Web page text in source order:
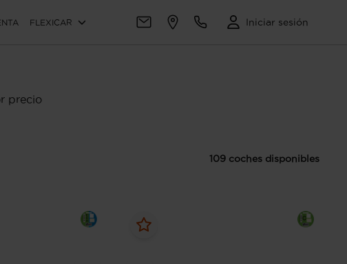
FLEXICAR Iniciar sesión
precio
109 coches disponibles